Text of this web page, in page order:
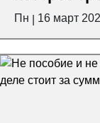
Пн 16 март